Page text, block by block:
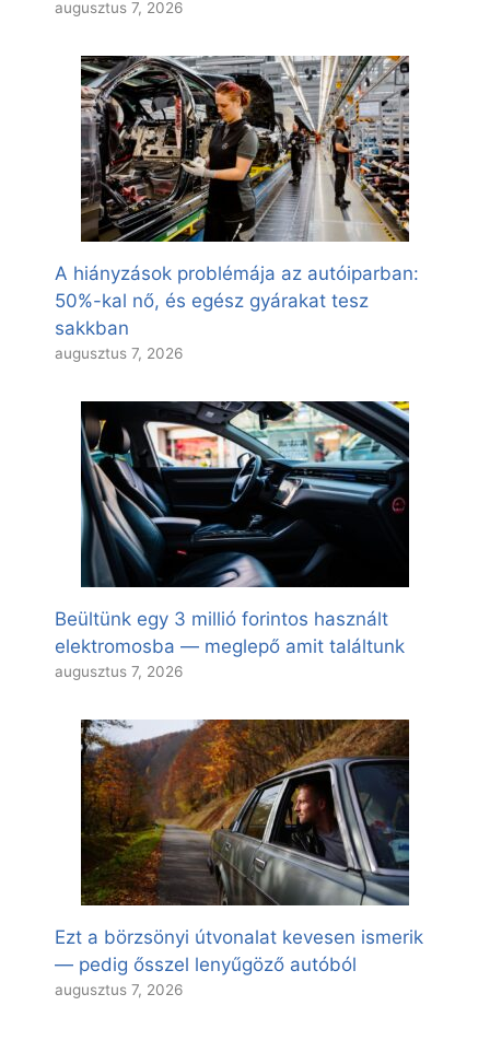
augusztus 7, 2026
A hiányzások problémája az autóiparban:
50%-kal nő, és egész gyárakat tesz
sakkban
augusztus 7, 2026
Beültünk egy 3 millió forintos használt
elektromosba — meglepő amit találtunk
augusztus 7, 2026
Ezt a börzsönyi útvonalat kevesen ismerik
— pedig ősszel lenyűgöző autóból
augusztus 7, 2026